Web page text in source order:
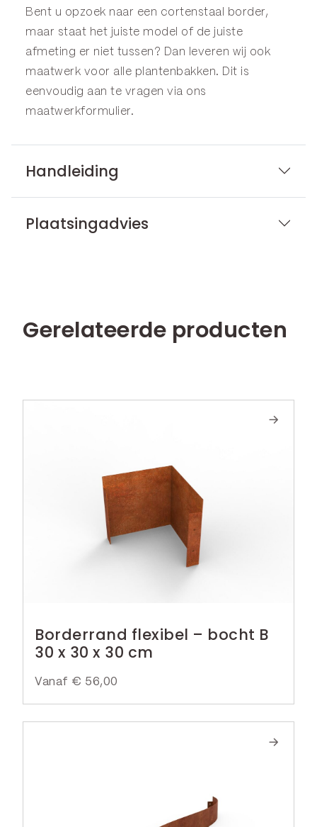
Bent u opzoek naar een cortenstaal border,
maar staat het juiste model of de juiste
afmeting er niet tussen? Dan leveren wij ook
maatwerk voor alle plantenbakken. Dit is
eenvoudig aan te vragen via ons
maatwerkformulier.
Handleiding
Plaatsingadvies
Gerelateerde producten
Borderrand flexibel – bocht B
30 x 30 x 30 cm
Vanaf € 56,00